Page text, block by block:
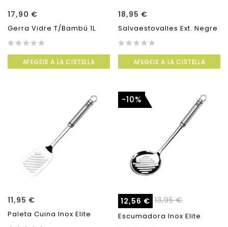
17,90 €
Gerra Vidre T/Bambú 1L
of
AFEGEIX A LA CISTELLA
18,95 €
Salvaestovalles Ext. Negre
of
AFEGEIX A LA CISTELLA
11,95 €
Paleta Cuina Inox Elite
-10%
13,95€
12,56 €
Escumadora Inox Elite